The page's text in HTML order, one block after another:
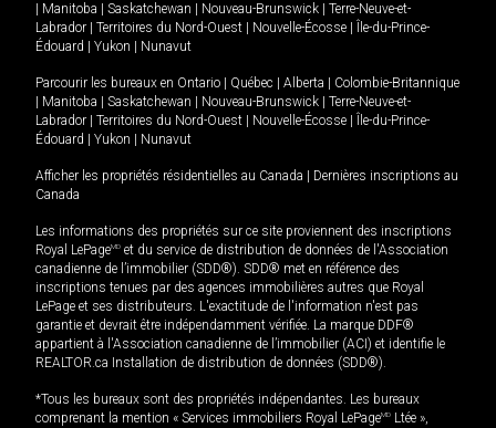
Manitoba Saskatchewan Nouveau-Brunswick
Terre-Neuve-et-
Labrador
Territoires du Nord-Ouest Nouvelle-Écosse
Île-du-Prince-
Édouard
Yukon Nunavut
Parcourir les bureaux en Ontario Québec Alberta
Colombie-Britannique
Manitoba Saskatchewan Nouveau-Brunswick
Terre-Neuve-et-
Labrador
Territoires du Nord-Ouest Nouvelle-Écosse
Île-du-Prince-
Édouard
Yukon Nunavut
Afficher les propriétés résidentielles au Canada
Dernières inscriptions au
Canada
Les informations des propriétés sur ce site proviennent des inscriptions
Royal LePageMD et du service de distribution de données de l'Association
canadienne de l’immobilier (SDD®). SDD® met en référence des
inscriptions tenues par des agences immobilières autres que Royal
LePage et ses distributeurs. L'exactitude de l'information n'est pas
garantie et devrait être indépendamment vérifiée. La marque DDF®
appartient à l'Association canadienne de l’immobilier (ACI) et identifie le
REALTOR.ca Installation de distribution de données (SDD®).
*Tous les bureaux sont des propriétés indépendantes. Les bureaux
comprenant la mention « Services immobiliers Royal LePageMD Ltée »,